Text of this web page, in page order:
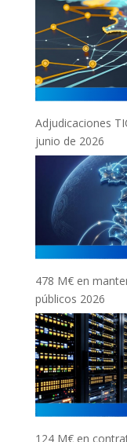
Adjudicaciones
junio de 2026
478 M€ en
públicos 2026
124 M€ en